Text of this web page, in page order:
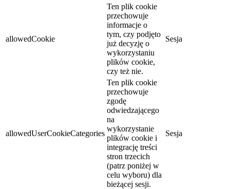
allowedCookie
Ten plik cookie
przechowuje
informacje o
tym, czy podjęto
już decyzję o
wykorzystaniu
plików cookie,
czy też nie.
Sesja
allowedUserCookieCategories
Ten plik cookie
przechowuje
zgodę
odwiedzającego
na
wykorzystanie
plików cookie i
integrację treści
stron trzecich
(patrz poniżej w
celu wyboru) dla
bieżącej sesji.
Sesja